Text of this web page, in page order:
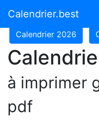
Calendrier.best
Calendrier 2024
Calendrier 2026
à imprimer
pdf